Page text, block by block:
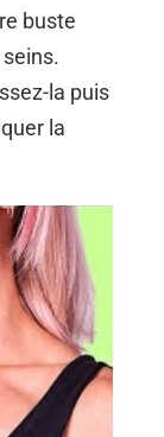
buste
la puis
la